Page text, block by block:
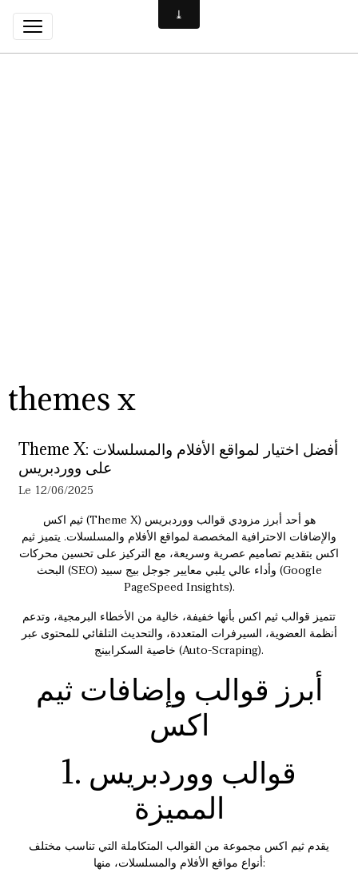
themes x
Theme X: أفضل اختيار لمواقع الأفلام والمسلسلات
على ووردبريس
Le 12/06/2025
ثيم اكس (Theme X) هو أحد أبرز مزودي قوالب ووردبريس
والإضافات الاحترافية المخصصة لمواقع الأفلام والمسلسلات. يتميز ثيم
اكس بتقديم تصاميم عصرية وسريعة، مع التركيز على تحسين محركات
البحث (SEO) وأداء عالي يلبي معايير جوجل بيج سبيد (Google
PageSpeed Insights).
تتميز قوالب ثيم اكس بأنها خفيفة، خالية من الأخطاء البرمجية، وتدعم
أنظمة العضوية، السيرفرات المتعددة، والتحديث التلقائي للمحتوى عبر
خاصية السكرابينج (Auto-Scraping).
أبرز قوالب وإضافات ثيم
اكس
1. قوالب ووردبريس
المميزة
يقدم ثيم اكس مجموعة من القوالب المتكاملة التي تناسب مختلف
أنواع مواقع الأفلام والمسلسلات، منها: